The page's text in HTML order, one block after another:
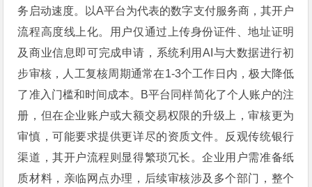
务启动速度。以A平台为代表的数字支付服务商，其开户
流程高度线上化。用户仅通过上传身份证件、地址证明
及商业信息即可完成申请，系统利用AI与大数据进行初
步审核，人工复核周期通常在1-3个工作日内，极大降低
了准入门槛和时间成本。B平台同样简化了个人账户的注
册，但在企业账户或大额交易权限的升级上，审核更为
审慎，可能要求提供更详尽的资质文件。反观传统银行
渠道，其开户流程则显得繁琐冗长。企业用户需准备纸
质材料，亲临网点办理，后续审核涉及多个部门，整个